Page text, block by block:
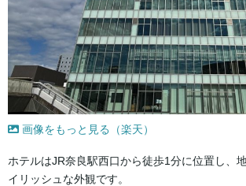
画像をもっと見る（楽天）
ホテルはJR奈良駅西口から徒歩1分に位置し、
イリッシュな外観です。